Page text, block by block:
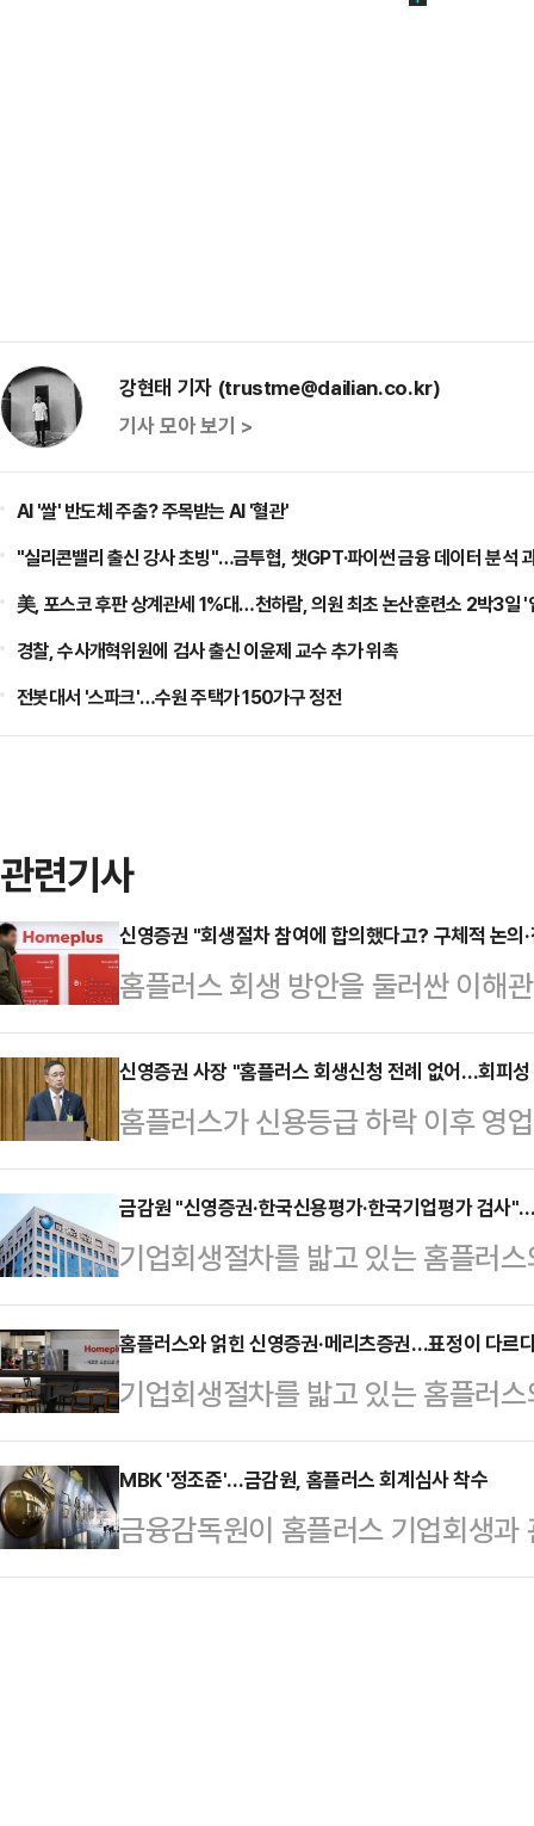
강현태 기자 (trustme@dailian.co.kr)
기사 모아 보기 >
AI '쌀' 반도체 주춤? 주목받는 AI '혈관'
"실리콘밸리 출신 강사 초빙"…금투협, 챗GPT·파이썬 금융 데이터 분석
美, 포스코 후판 상계관세 1%대…천하람, 의원 최초 논산훈련소 2박3일 '
경찰, 수사개혁위원에 검사 출신 이윤제 교수 추가 위촉
전봇대서 '스파크'…수원 주택가 150가구 정전
관련기사
신영증권 "회생절차 참여에 합의했다고? 구체적 논의
홈플러스 회생 방안을 둘러싼 이해
있다. 홈플러스는 신영증권이 회생
권은 "구체적인 논의나 진전은 없
"'투자목적회사(SPC) 수탁관리인
다'고 홈플러스 측이 밝혔지만, 구
고 강조했다. 앞서 홈플러스 측은 "
유동화 절차 협의회'에 법원 관계자
석했다"며 "신영…
신영증권 사장 "홈플러스 회생신청 전례 없어…회피
홈플러스가 신용등급 하락 이후 영
데 금정호 신영증권 사장은 "자본
있다"고 밝혔다.금 사장은 18일 국
플러스의 기업회생 신청을 책임 회
가 없겠느냐'는 강훈식 더불어민주
도 이같이 답했다.금 사장은 '신용
마련 없이 등급 하락 후 영업일 하
의원 질문에…
금감원 "신영증권·한국신용평가·한국기업평가 검사
기업회생절차를 밟고 있는 홈플러
운데 금융당국이 팔을 걷어붙이고
들과 만난 자리에서 관련 질문을 받
하지 않나 생각한다"고 발언한 만
새다.금감원은 13일 언론 공지에서
등에서 제기된 여러 의혹 및 사실관
업어음(CP) 등의 인수 증권사인 신
한국기업평가)에 대해 …
홈플러스와 얽힌 신영증권·메리츠증권…표정이 다르
기업회생절차를 밟고 있는 홈플러
는 가운데 홈플러스와 얽힌 증권사
을 보이고 있다.수습책 마련에 가
홈플러스 관련 카드대금 기초 유동
채)의 발행 주관사 가운데 한 곳인
MBK '정조준'…금감원, 홈플러스 회계심사 착수
금융감독원이 홈플러스 기업회생
러스 회계심사에도 착수했다.금감